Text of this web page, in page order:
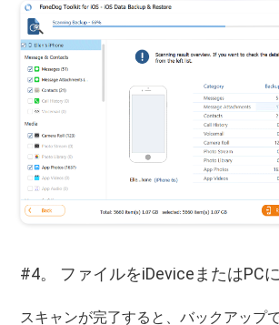
#4。 ファイルをiDeviceまたはPC
スキャンが完了すると、バックアップ